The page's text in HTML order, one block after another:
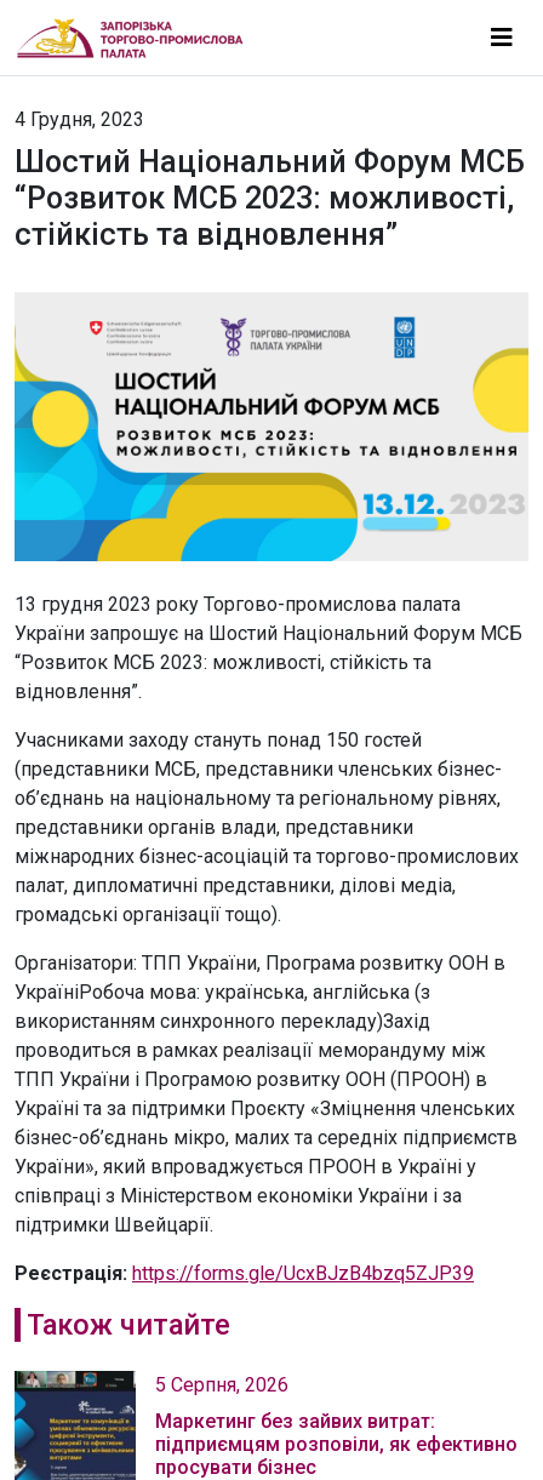
4 Грудня, 2023
Шостий Національний Форум МСБ
“Розвиток МСБ 2023: можливості,
стійкість та відновлення”
13 грудня 2023 року Торгово-промислова палата
України запрошує на Шостий Національний Форум МСБ
“Розвиток МСБ 2023: можливості, стійкість та
відновлення”.
Учасниками заходу стануть понад 150 гостей
(представники МСБ, представники членських бізнес-
об’єднань на національному та регіональному рівнях,
представники органів влади, представники
міжнародних бізнес-асоціацій та торгово-промислових
палат, дипломатичні представники, ділові медіа,
громадські організації тощо).
Організатори: ТПП України, Програма розвитку ООН в
УкраїніРобоча мова: українська, англійська (з
використанням синхронного перекладу)Захід
проводиться в рамках реалізації меморандуму між
ТПП України і Програмою розвитку ООН (ПРООН) в
Україні та за підтримки Проєкту «Зміцнення членських
бізнес-об’єднань мікро, малих та середніх підприємств
України», який впроваджується ПРООН в Україні у
співпраці з Міністерством економіки України і за
підтримки Швейцарії.
Реєстрація: https://forms.gle/UcxBJzB4bzq5ZJP39
Також читайте
5 Серпня, 2026
Маркетинг без зайвих витрат:
підприємцям розповіли, як ефективно
просувати бізнес